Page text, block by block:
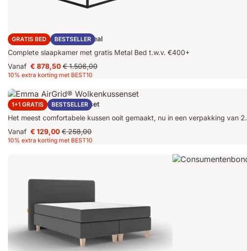
GRATIS BED BESTSELLER
Emma Original Metalen Deal
Complete slaapkamer met gratis Metal Bed t.w.v. €400+
Vanaf Prijs
€ 878,50
€ 878,50 Oorspronkelijke
prijs
€ 1.506,00
€ 1.506,00
10% extra korting met BEST10
1+1 GRATIS BESTSELLER
AirGrid Comfort Kussenset
Het meest comfortabele kussen ooit gemaakt, nu in een verpakking van 2.
Vanaf Prijs
€ 129,00
€ 129,00 Oorspronkelijke
prijs
€ 258,00
10% extra korting met BEST10